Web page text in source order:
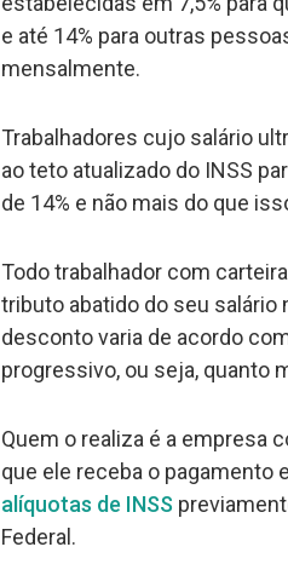
e até 14% para outras
mensalmente.
Trabalhadores cujo salário
ao teto atualizado do INSS
de 14% e não mais do que
Todo trabalhador com
tributo abatido do seu salário
desconto varia de acordo
progressivo, ou seja, quanto
Quem o realiza é a empresa
que ele receba o pagamento
alíquotas de INSS
Federal.